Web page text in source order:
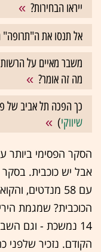
ייראו הבחירות?
אל תנסו את ה"תרופה"
משבר מאיים על הרשות
מה זה אומר?
כך הפכה תל אביב של
שיווקי)
הכוכבית? שמגמת
14 נמשכת - וגם